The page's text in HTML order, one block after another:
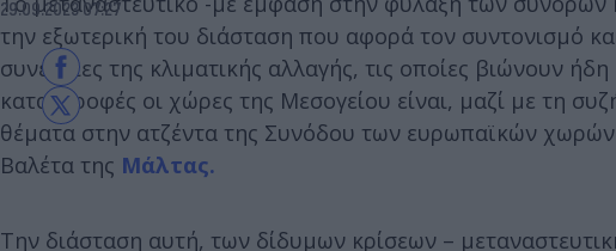
29.09.2023 07:27
την εξωτερική του διάσταση που αφορά τον συντονισμό
συνέπειες της κλιματικής αλλαγής, τις οποίες βιώνουν
καταστροφές οι χώρες της Μεσογείου είναι, μαζί με τη
θέματα στην ατζέντα της Συνόδου των ευρωπαϊκών
Βαλέτα της Μάλτας.
Την διάσταση αυτή, των δίδυμων κρίσεων –